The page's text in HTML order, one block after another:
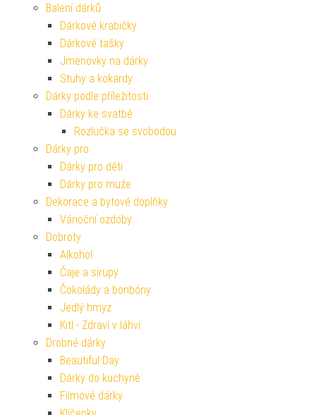
Balení dárků
Dárkové krabičky
Dárkové tašky
Jmenovky na dárky
Stuhy a kokardy
Dárky podle příležitosti
Dárky ke svatbě
Rozlučka se svobodou
Dárky pro
Dárky pro děti
Dárky pro muže
Dekorace a bytové doplňky
Vánoční ozdoby
Dobroty
Alkohol
Čaje a sirupy
Čokolády a bonbóny
Jedlý hmyz
Kitl - Zdraví v láhvi
Drobné dárky
Beautiful Day
Dárky do kuchyně
Filmové dárky